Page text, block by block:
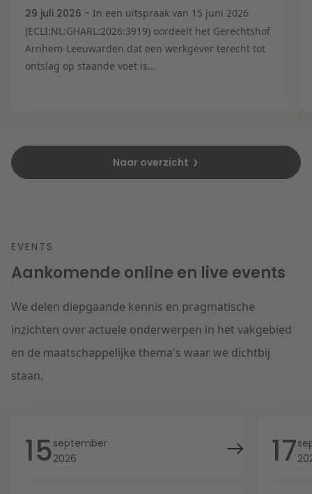
29 juli 2026 - In een uitspraak van 15 juni 2026
(ECLI:NL:GHARL:2026:3919) oordeelt het Gerechtshof
Arnhem-Leeuwarden dat een werkgever terecht tot
ontslag op staande voet is...
Naar overzicht
EVENTS
Aankomende online en live events
We delen diepgaande kennis en pragmatische
inzichten over actuele onderwerpen in het vakgebied
en de maatschappelijke thema's waar we dichtbij
staan.
15september
2026
17